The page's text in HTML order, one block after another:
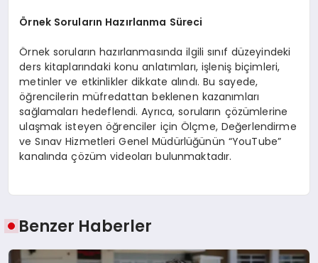
Örnek Soruların Hazırlanma Süreci
Örnek soruların hazırlanmasında ilgili sınıf düzeyindeki
ders kitaplarındaki konu anlatımları, işleniş biçimleri,
metinler ve etkinlikler dikkate alındı. Bu sayede,
öğrencilerin müfredattan beklenen kazanımları
sağlamaları hedeflendi. Ayrıca, soruların çözümlerine
ulaşmak isteyen öğrenciler için Ölçme, Değerlendirme
ve Sınav Hizmetleri Genel Müdürlüğünün “YouTube”
kanalında çözüm videoları bulunmaktadır.
Benzer Haberler